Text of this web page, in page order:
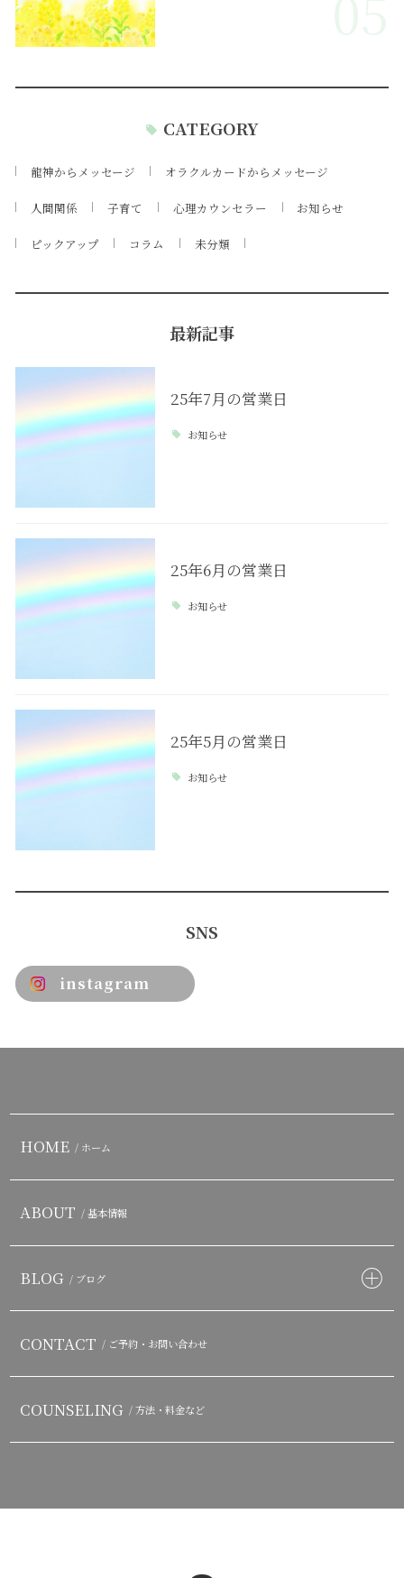
CATEGORY
龍神からメッセージ オラクルカードからメッセージ
人間関係 子育て 心理カウンセラー お知らせ
ピックアップ コラム 未分類
最新記事
25年7月の営業日
お知らせ
25年6月の営業日
お知らせ
25年5月の営業日
お知らせ
SNS
instagram
HOME / ホーム
ABOUT / 基本情報
BLOG / ブログ
CONTACT / ご予約・お問い合わせ
COUNSELING / 方法・料金など